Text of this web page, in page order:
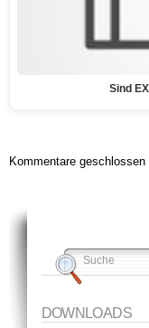
Sind
Kommentare geschlossen
DOWNLOADS